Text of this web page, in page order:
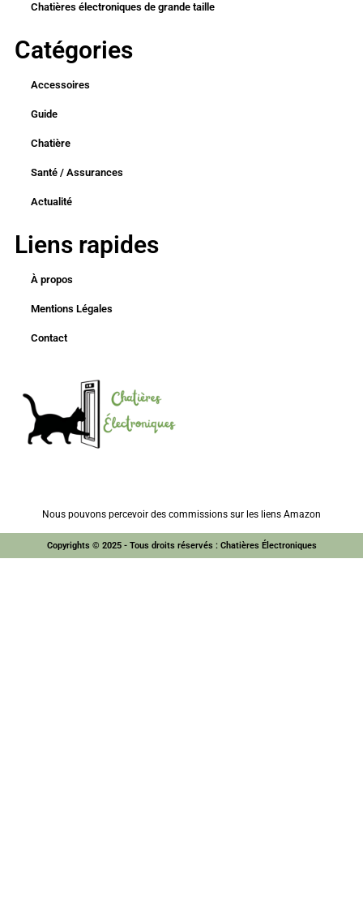
Chatières électroniques de grande taille
Catégories
Accessoires
Guide
Chatière
Santé / Assurances
Actualité
Liens rapides
À propos
Mentions Légales
Contact
Nous pouvons percevoir des commissions sur les liens Amazon
Copyrights © 2025 - Tous droits réservés : Chatières Électroniques